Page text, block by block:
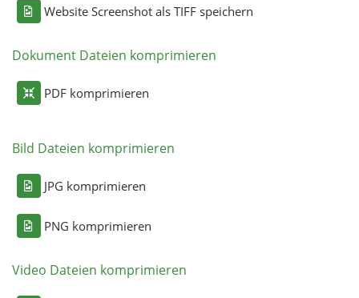
Website Screenshot als TIFF speichern
Dokument Dateien komprimieren
PDF komprimieren
Bild Dateien komprimieren
JPG komprimieren
PNG komprimieren
Video Dateien komprimieren